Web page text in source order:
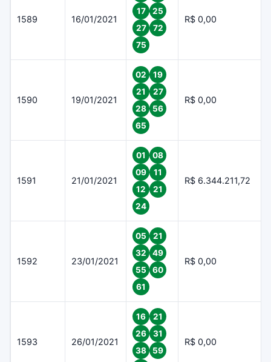
1589 16/01/2021
17
25
27
72
75
R$ 0,00
1590 19/01/2021
02
19
21
27
28
56
65
R$ 0,00
1591 21/01/2021
01
08
09
11
12
21
24
R$ 6.344.211,72
1592 23/01/2021
05
21
32
49
55
60
61
R$ 0,00
1593 26/01/2021
16
21
26
31
38
59
R$ 0,00